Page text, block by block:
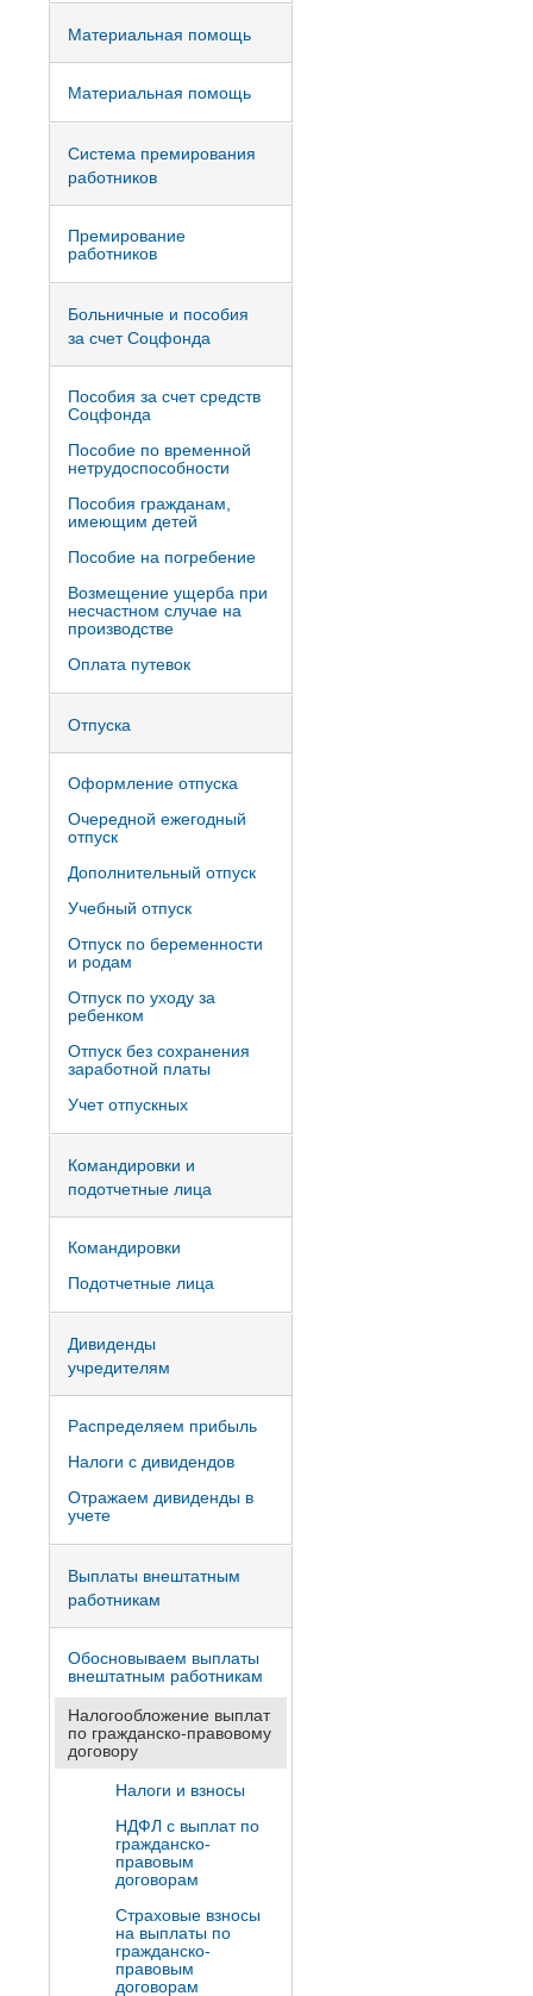
Материальная помощь
Материальная помощь
Система премирования
работников
Премирование
работников
Больничные и пособия
за счет Соцфонда
Пособия за счет средств
Соцфонда
Пособие по временной
нетрудоспособности
Пособия гражданам,
имеющим детей
Пособие на погребение
Возмещение ущерба при
несчастном случае на
производстве
Оплата путевок
Отпуска
Оформление отпуска
Очередной ежегодный
отпуск
Дополнительный отпуск
Учебный отпуск
Отпуск по беременности
и родам
Отпуск по уходу за
ребенком
Отпуск без сохранения
заработной платы
Учет отпускных
Командировки и
подотчетные лица
Командировки
Подотчетные лица
Дивиденды
учредителям
Распределяем прибыль
Налоги с дивидендов
Отражаем дивиденды в
учете
Выплаты внештатным
работникам
Обосновываем выплаты
внештатным работникам
Налогообложение выплат
по гражданско-правовому
договору
Налоги и взносы
НДФЛ с выплат по
гражданско-
правовым
договорам
Страховые взносы
на выплаты по
гражданско-
правовым
договорам